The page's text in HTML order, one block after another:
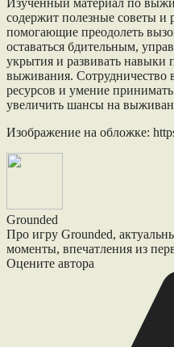
содержит полезные советы и
помогающие преодолеть
оставаться бдительным,
укрытия и развивать навыки
выживания. Сотрудничество
ресурсов и умение
увеличить шансы на
Изображение на обложке:
Grounded
Про игру Grounded,
моменты, впечатления из
Оцените автора